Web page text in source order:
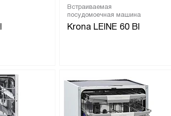
Встраиваемая
посудомоечная машина
Krona LEINE 60 BI